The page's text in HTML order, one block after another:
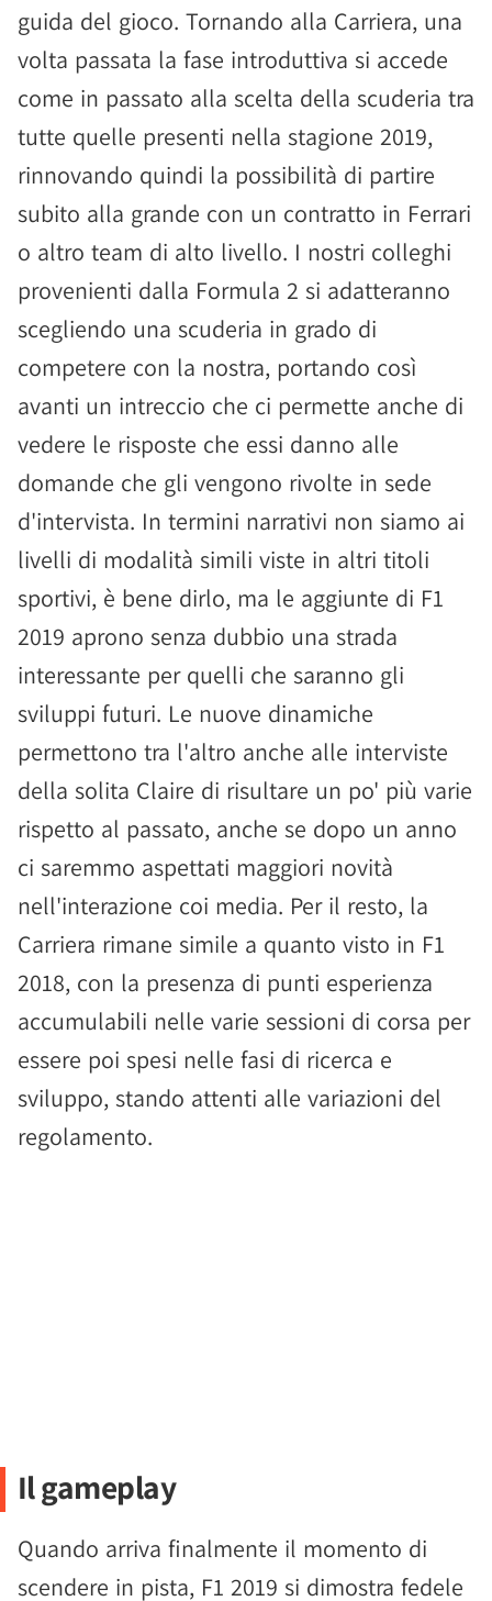
guida del gioco. Tornando alla Carriera, una
volta passata la fase introduttiva si accede
come in passato alla scelta della scuderia tra
tutte quelle presenti nella stagione 2019,
rinnovando quindi la possibilità di partire
subito alla grande con un contratto in Ferrari
o altro team di alto livello. I nostri colleghi
provenienti dalla Formula 2 si adatteranno
scegliendo una scuderia in grado di
competere con la nostra, portando così
avanti un intreccio che ci permette anche di
vedere le risposte che essi danno alle
domande che gli vengono rivolte in sede
d'intervista. In termini narrativi non siamo ai
livelli di modalità simili viste in altri titoli
sportivi, è bene dirlo, ma le aggiunte di F1
2019 aprono senza dubbio una strada
interessante per quelli che saranno gli
sviluppi futuri. Le nuove dinamiche
permettono tra l'altro anche alle interviste
della solita Claire di risultare un po' più varie
rispetto al passato, anche se dopo un anno
ci saremmo aspettati maggiori novità
nell'interazione coi media. Per il resto, la
Carriera rimane simile a quanto visto in F1
2018, con la presenza di punti esperienza
accumulabili nelle varie sessioni di corsa per
essere poi spesi nelle fasi di ricerca e
sviluppo, stando attenti alle variazioni del
regolamento.
Il gameplay
Quando arriva finalmente il momento di
scendere in pista, F1 2019 si dimostra fedele